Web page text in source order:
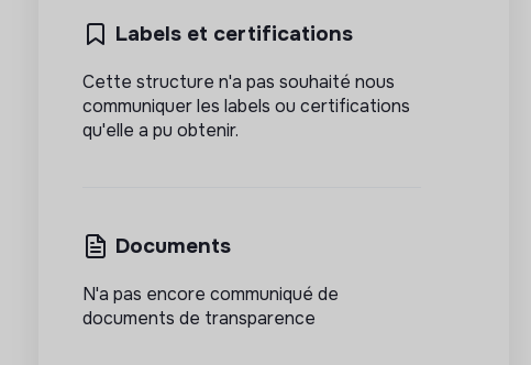
Labels et certifications
Cette structure n'a pas souhaité nous
communiquer les labels ou certifications
qu'elle a pu obtenir.
Documents
N'a pas encore communiqué de
documents de transparence